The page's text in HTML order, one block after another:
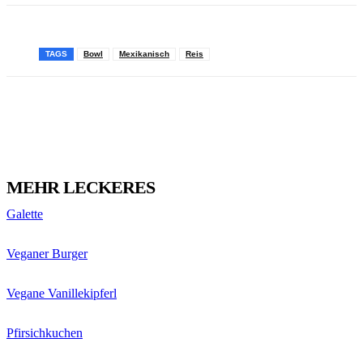
TAGS Bowl Mexikanisch Reis
MEHR LECKERES
Galette
Veganer Burger
Vegane Vanillekipferl
Pfirsichkuchen